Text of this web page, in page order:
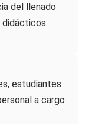
del llenado
didácticos
estudiantes
a cargo